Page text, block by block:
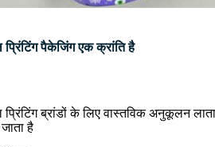
प्रिंटिंग पैकेजिंग एक क्रांति है
प्रिंटिंग ब्रांडों के लिए वास्तविक अनुकूलन
है